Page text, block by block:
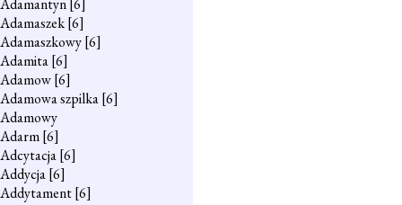
Adamantyn[6]
Adamaszek[6]
Adamaszkowy[6]
Adamita[6]
Adamow[6]
Adamowa szpilka[6]
Adamowy
Adarm[6]
Adcytacja[6]
Addycja[6]
Addytament[6]